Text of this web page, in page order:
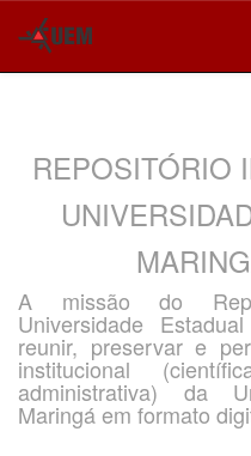
REPOSITÓRIO
A missão do
Universidade
reunir, preservar e
institucional
administrativa) da
Maringá em formato